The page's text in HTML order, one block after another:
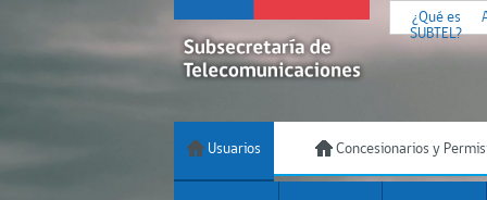
¿Qué es
SUBTEL?
Usuarios Concesionarios y